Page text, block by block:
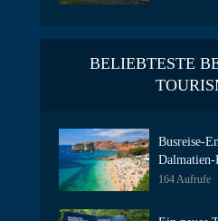
BELIEBTESTE
Busreise-
164 Aufrufe